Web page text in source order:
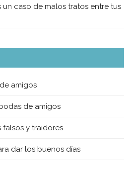
un caso de malos tratos entre tus
amigos
de amigos
falsos y traidores
dar los buenos días